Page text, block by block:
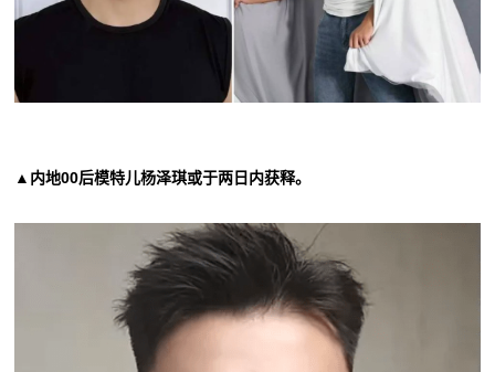
▲内地00后模特儿杨泽琪或于两日内获释。